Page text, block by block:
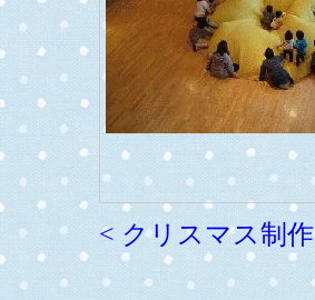
< クリスマス制作